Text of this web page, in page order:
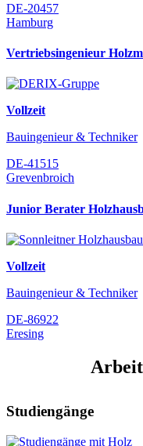
DE-20457
Hamburg
Vertriebsingenieur
Vollzeit
Bauingenieur & Techniker
DE-41515
Grevenbroich
Junior Berater
Vollzeit
Bauingenieur & Techniker
DE-86922
Eresing
Studiengänge